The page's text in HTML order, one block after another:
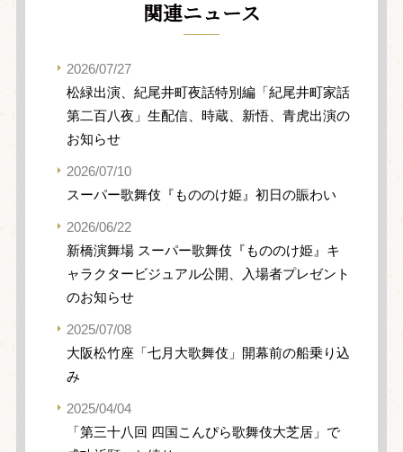
関連ニュース
2026/07/27
松緑出演、紀尾井町夜話特別編「紀尾井町家話
第二百八夜」生配信、時蔵、新悟、青虎出演の
お知らせ
2026/07/10
スーパー歌舞伎『もののけ姫』初日の賑わい
2026/06/22
新橋演舞場 スーパー歌舞伎『もののけ姫』キ
ャラクタービジュアル公開、入場者プレゼント
のお知らせ
2025/07/08
大阪松竹座「七月大歌舞伎」開幕前の船乗り込
み
2025/04/04
「第三十八回 四国こんぴら歌舞伎大芝居」で